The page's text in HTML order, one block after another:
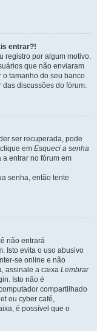
entrar?!
registro por algum motivo.
que não enviaram
tamanho do seu banco
discussões do fórum.
ser recuperada, pode
em Esqueci a senha
entrar no fórum em
senha, então tente
não entrará
Isto evita o uso abusivo
se online e não
assinale a caixa Lembrar
Isto não é
compartilhado
ou cyber café,
é possível que o